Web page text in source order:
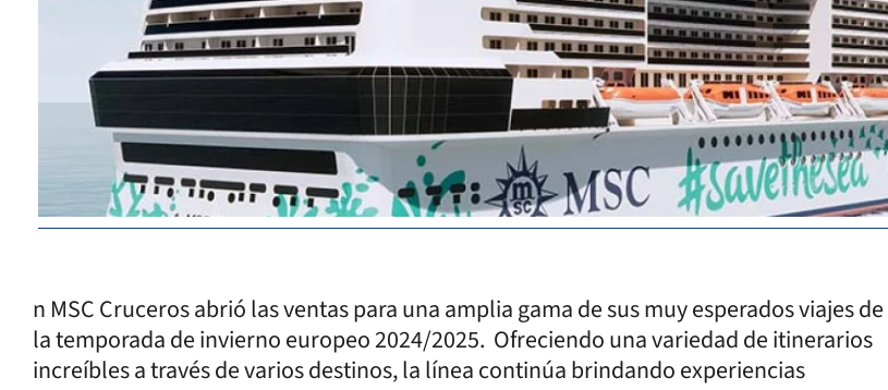
n MSC Cruceros abrió las ventas para una amplia gama de sus muy esperados viajes de
la temporada de invierno europeo 2024/2025. Ofreciendo una variedad de itinerarios
increíbles a través de varios destinos, la línea continúa brindando experiencias